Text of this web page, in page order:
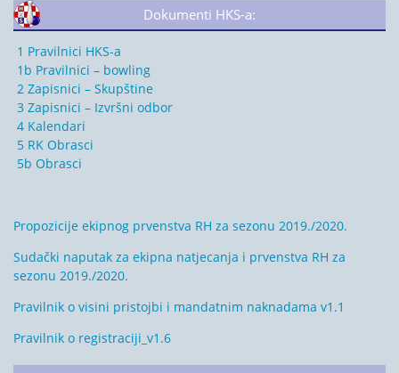
Dokumenti HKS-a:
1 Pravilnici HKS-a
1b Pravilnici – bowling
2 Zapisnici – Skupštine
3 Zapisnici – Izvršni odbor
4 Kalendari
5 RK Obrasci
5b Obrasci
Propozicije ekipnog prvenstva RH za sezonu 2019./2020.
Sudački naputak za ekipna natjecanja i prvenstva RH za
sezonu 2019./2020.
Pravilnik o visini pristojbi i mandatnim naknadama v1.1
Pravilnik o registraciji_v1.6